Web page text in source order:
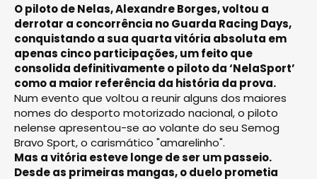
O piloto de Nelas, Alexandre Borges, voltou a
derrotar a concorrência no Guarda Racing Days,
conquistando a sua quarta vitória absoluta em
apenas cinco participações, um feito que
consolida definitivamente o piloto da ‘NelaSport’
como a maior referência da história da prova.
Num evento que voltou a reunir alguns dos maiores
nomes do desporto motorizado nacional, o piloto
nelense apresentou-se ao volante do seu Semog
Bravo Sport, o carismático "amarelinho".
Mas a vitória esteve longe de ser um passeio.
Desde as primeiras mangas, o duelo prometia